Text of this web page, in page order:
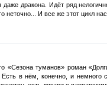
дракона. Идёт ряд
неточно... И все же этот цикл
«Сезона туманов» роман
в нём, конечно, и